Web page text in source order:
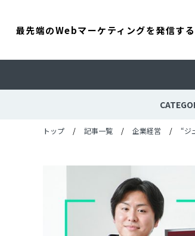
最先端のWebマーケティングを発信す
トップ 記事一覧 企業経営 “ジ